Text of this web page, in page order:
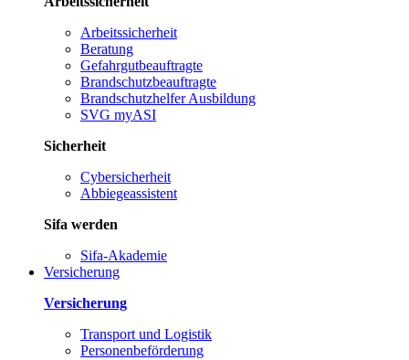
Arbeitssicherheit
Beratung
Gefahrgutbeauftragte
Brandschutzbeauftragte
Brandschutzhelfer Ausbildung
SVG myASI
Sicherheit
Cybersicherheit
Abbiegeassistent
Sifa werden
Sifa-Akademie
Versicherung
Versicherung
Transport und Logistik
Personenbeförderung